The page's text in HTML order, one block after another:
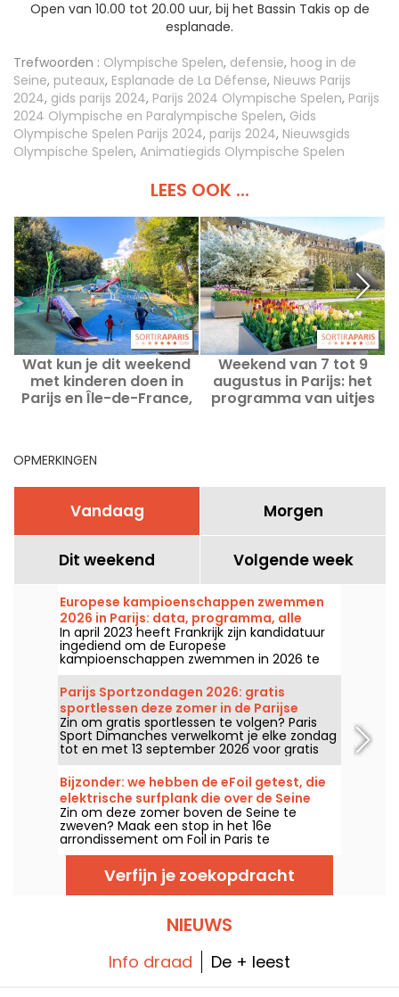
Open van 10.00 tot 20.00 uur, bij het Bassin Takis op de
esplanade.
Trefwoorden : Olympische Spelen, defensie, hoog in de
Seine, puteaux, Esplanade de La Défense, Nieuws Parijs
2024, gids parijs 2024, Parijs 2024 Olympische Spelen, Parijs
2024 Olympische en Paralympische Spelen, Gids
Olympische Spelen Parijs 2024, parijs 2024, Nieuwsgids
Olympische Spelen, Animatiegids Olympische Spelen
LEES OOK ...
Wat kun je dit weekend
met kinderen doen in
Parijs en Île-de-France,
Weekend van 7 tot 9
augustus in Parijs: het
programma van uitjes
OPMERKINGEN
Vandaag Morgen
Dit weekend Volgende week
Europese kampioenschappen zwemmen
2026 in Parijs: data, programma, alle
informatie over de competitie
In april 2023 heeft Frankrijk zijn kandidatuur
ingediend om de Europese
kampioenschappen zwemmen in 2026 te
organiseren. Van 31 juli tot en met 16
augustus staat het Olympisch
Zwemcentrum klaar om onze zwemmers
aan te moedigen. Hier vind je alle informatie
die je moet weten over de competitie en de
onderdelen!
Parijs Sportzondagen 2026: gratis
sportlessen deze zomer in de Parijse
parken
Zin om gratis sportlessen te volgen? Paris
Sport Dimanches verwelkomt je elke zondag
tot en met 13 september 2026 voor gratis
sportsessies zonder inschrijving!
Bijzonder: we hebben de eFoil getest, die
elektrische surfplank die over de Seine
glijdt, in een jachthaven in het 16e
arrondissement.
Zin om deze zomer boven de Seine te
zweven? Maak een stop in het 16e
arrondissement om Foil in Paris te
ontdekken, een stedelijke marina die je laat
kennismaken met de eFoil, dit futuristische
elektrische board. Wij hebben deze ludieke
(en verfrissende) activiteit uitgeprobeerd,
beachclubgevoel.
Verfijn je zoekopdracht
NIEUWS
Info draad De + leest